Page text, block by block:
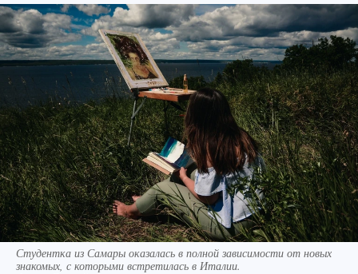
Студентка из Самары оказалась в полной зависимости от новых
знакомых, с которыми встретилась в Италии.